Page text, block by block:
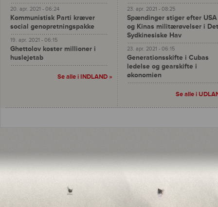
20. apr. 2021 - 06:24
Kommunistisk Parti kræver
social genopretningspakke
19. apr. 2021 - 06:15
Ghettolov koster millioner i
huslejetab
Se alle i INDLAND »
23. apr. 2021 - 08:25
Spændinger stiger efter USA
og Kinas militærøvelser i Det
Sydkinesiske Hav
23. apr. 2021 - 06:15
Generationsskifte i Cubas
ledelse og gearskifte i
økonomien
Se alle i